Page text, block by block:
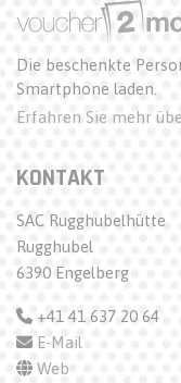
Die beschenkte
Smartphone laden.
Erfahren Sie mehr
KONTAKT
SAC Rugghubelhütte
Rugghubel
6390 Engelberg
+41 41 637 20 64
E-Mail
Web